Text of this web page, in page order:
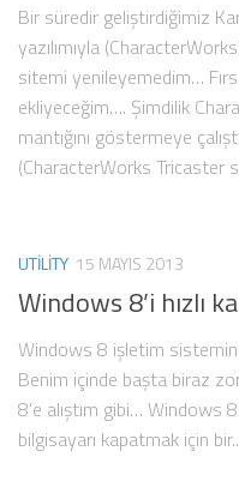
Bir süredir geliştirdiğimiz
yazılımıyla
sitemi yenileyemedim…
ekliyeceğim…. Şimdilik
mantığını göstermeye
(CharacterWorks Tricaster
UTILITY 15 MAYIS 2013
Windows 8’i hızlı
Windows 8 işletim
Benim içinde başta biraz
8’e alıştım gibi…
bilgisayarı kapatmak için